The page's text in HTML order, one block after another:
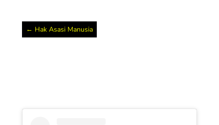
← Hak Asasi Manusia